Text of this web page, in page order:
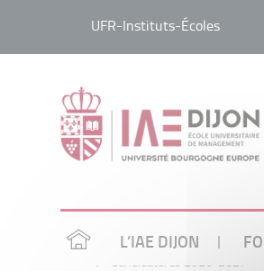
UFR-Instituts-Écoles
L’IAE DIJON
/ Candidatures 2026-2027